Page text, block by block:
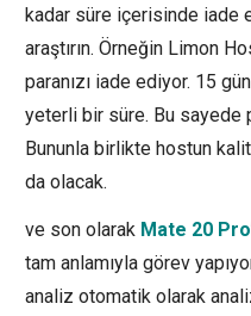
kadar süre içerisinde iade
araştırın. Örneğin Limon
paranızı iade ediyor. 15
yeterli bir süre. Bu sayede
Bununla birlikte hostun
da olacak.
ve son olarak Mate 20 Pro
tam anlamıyla görev
analiz otomatik olarak